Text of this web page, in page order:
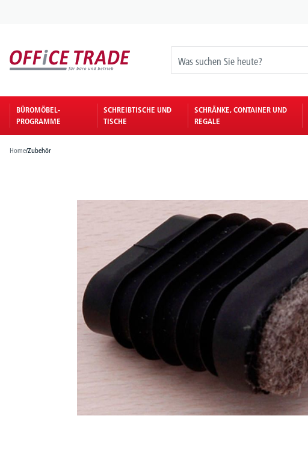
BÜROMÖBEL-
PROGRAMME
SCHREIBTISCHE UND
TISCHE
SCHRÄNKE, CONTAINER UND
REGALE
Home/Zubehör